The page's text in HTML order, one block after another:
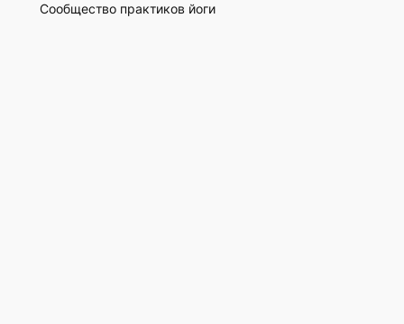
Сообщество практиков йоги